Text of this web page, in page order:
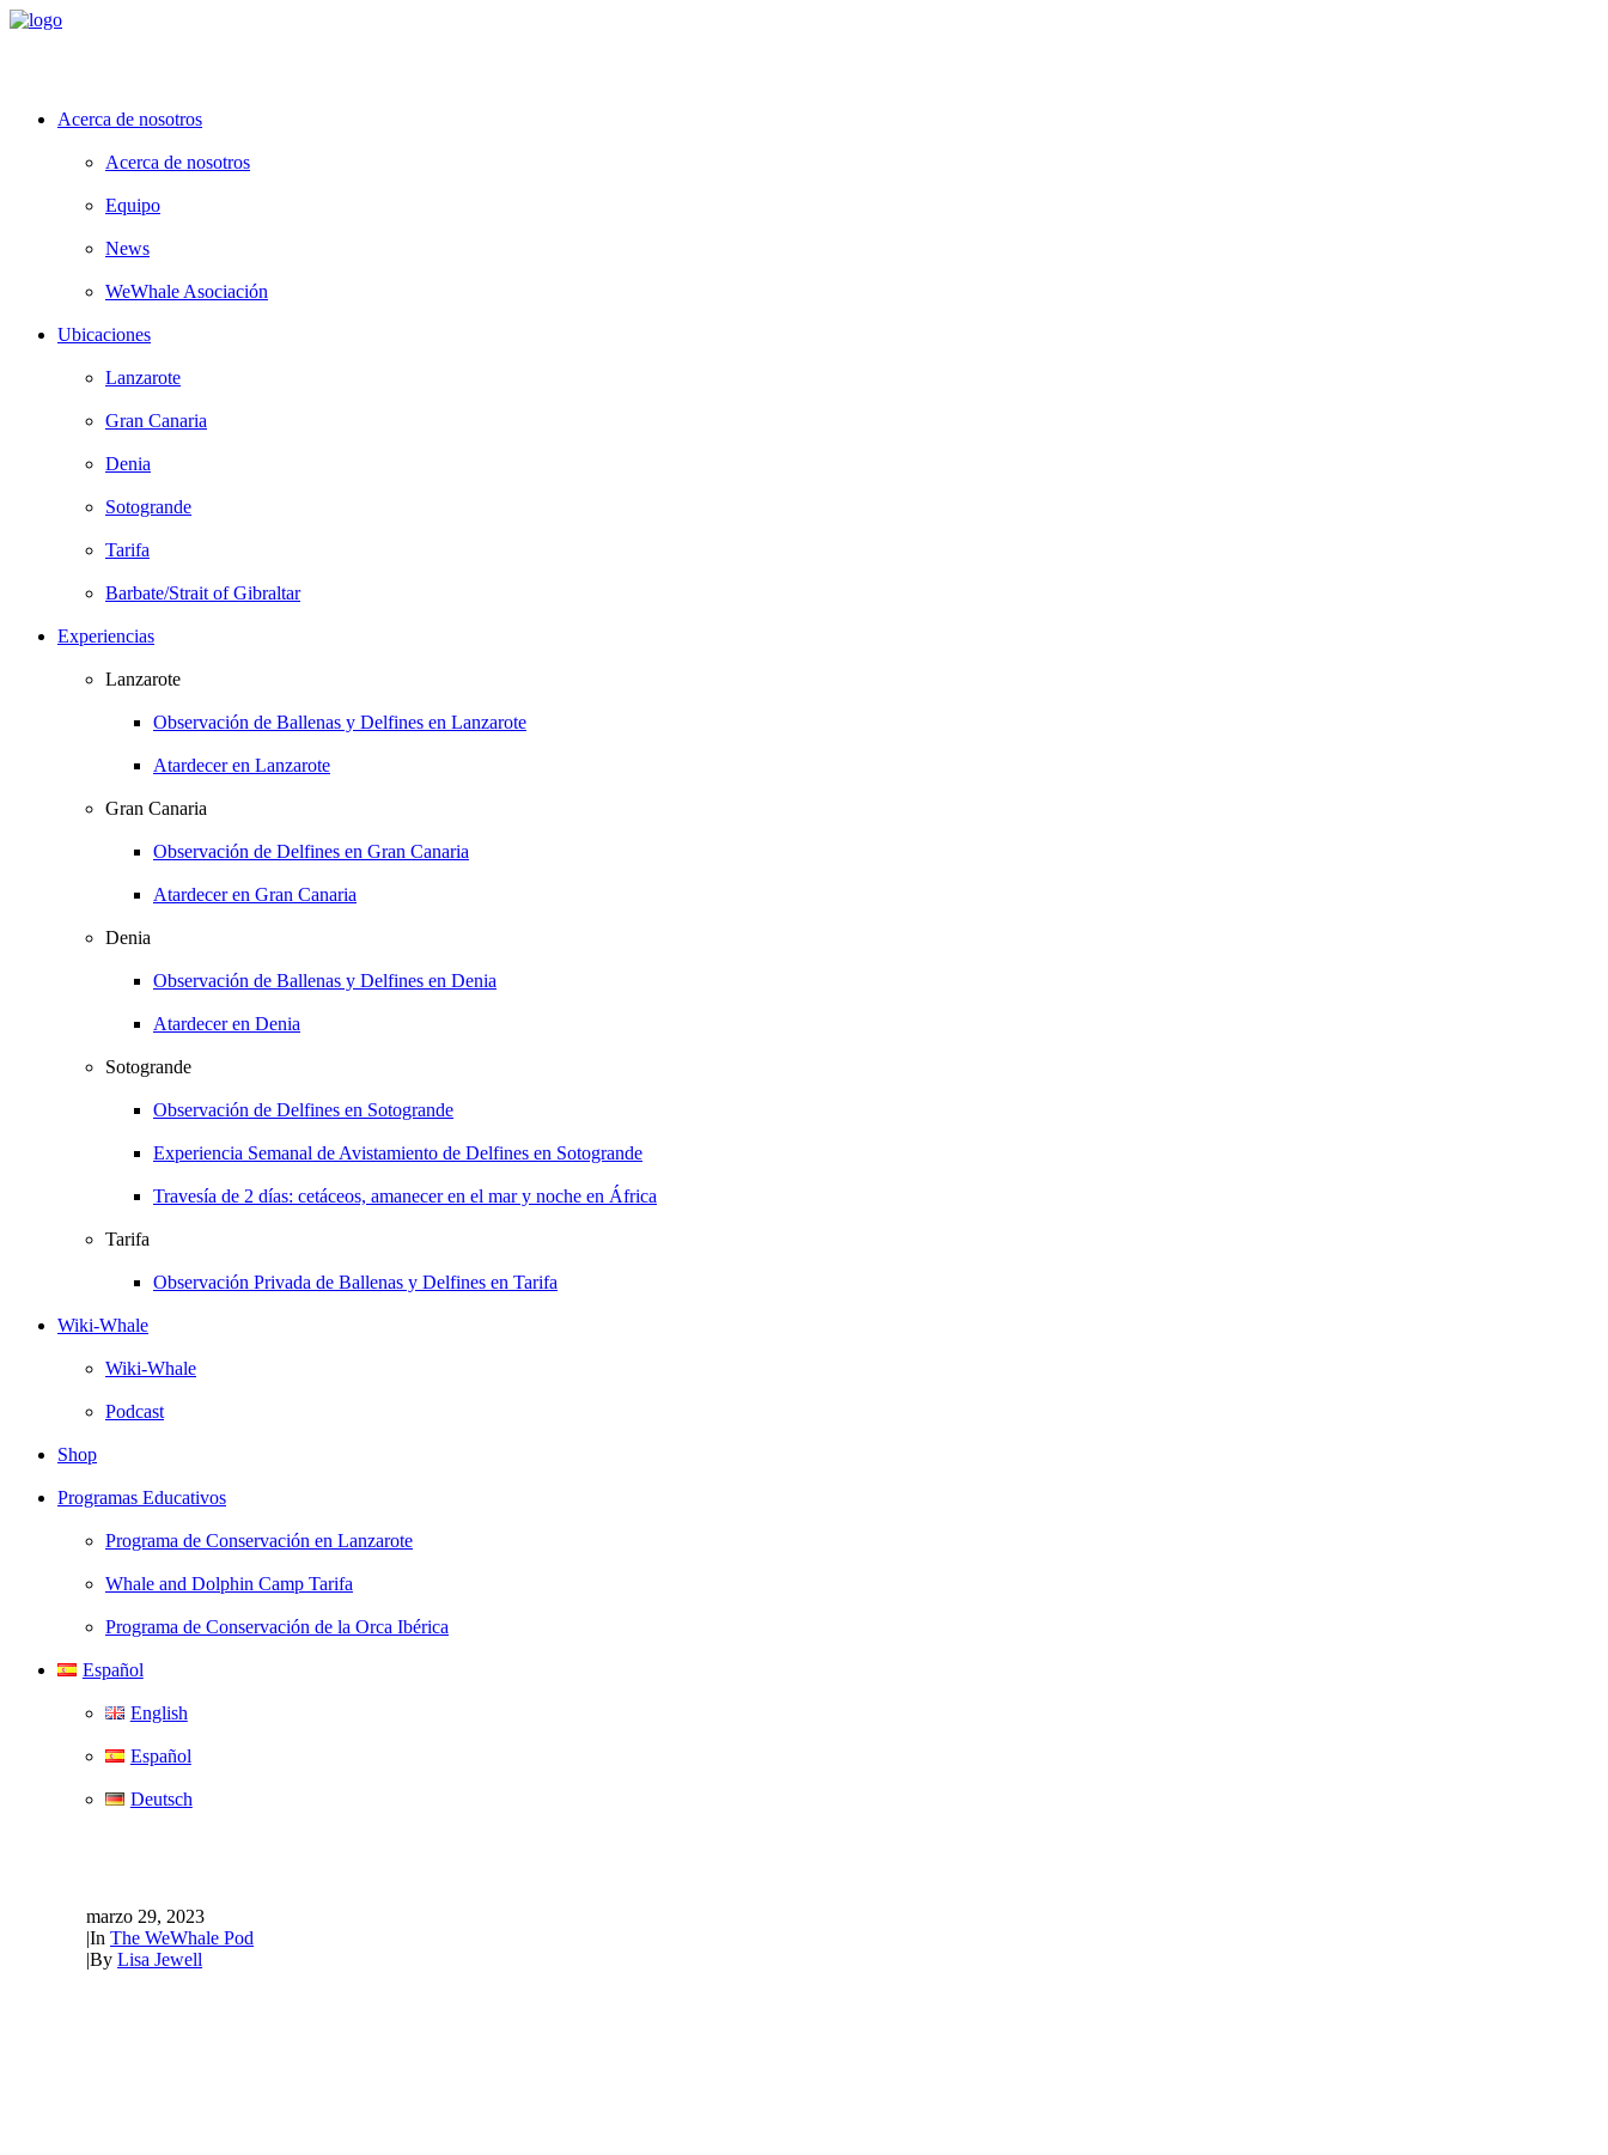
Acerca de nosotros
Acerca de nosotros
Equipo
News
WeWhale Asociación
Ubicaciones
Lanzarote
Gran Canaria
Denia
Sotogrande
Tarifa
Barbate/Strait of Gibraltar
Experiencias
Lanzarote
Observación de Ballenas y Delfines en Lanzarote
Atardecer en Lanzarote
Gran Canaria
Observación de Delfines en Gran Canaria
Atardecer en Gran Canaria
Denia
Observación de Ballenas y Delfines en Denia
Atardecer en Denia
Sotogrande
Observación de Delfines en Sotogrande
Experiencia Semanal de Avistamiento de Delfines en Sotogrande
Travesía de 2 días: cetáceos, amanecer en el mar y noche en África
Tarifa
Observación Privada de Ballenas y Delfines en Tarifa
Wiki-Whale
Wiki-Whale
Podcast
Shop
Programas Educativos
Programa de Conservación en Lanzarote
Whale and Dolphin Camp Tarifa
Programa de Conservación de la Orca Ibérica
Español
English
Español
Deutsch
marzo 29, 2023
|In The WeWhale Pod
|By Lisa Jewell